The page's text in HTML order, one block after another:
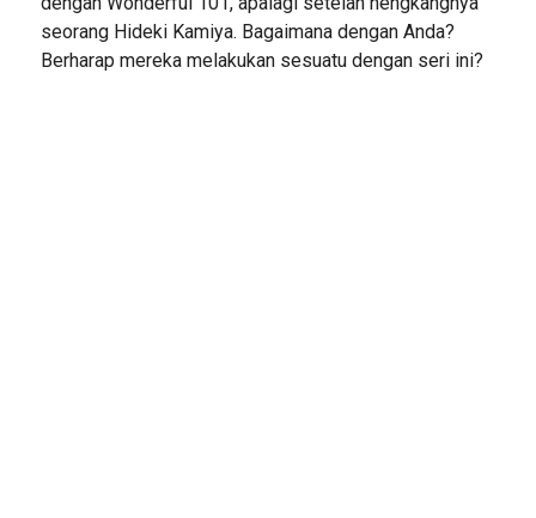
seorang Hideki Kamiya. Bagaimana dengan Anda?
Berharap mereka melakukan sesuatu dengan seri ini?